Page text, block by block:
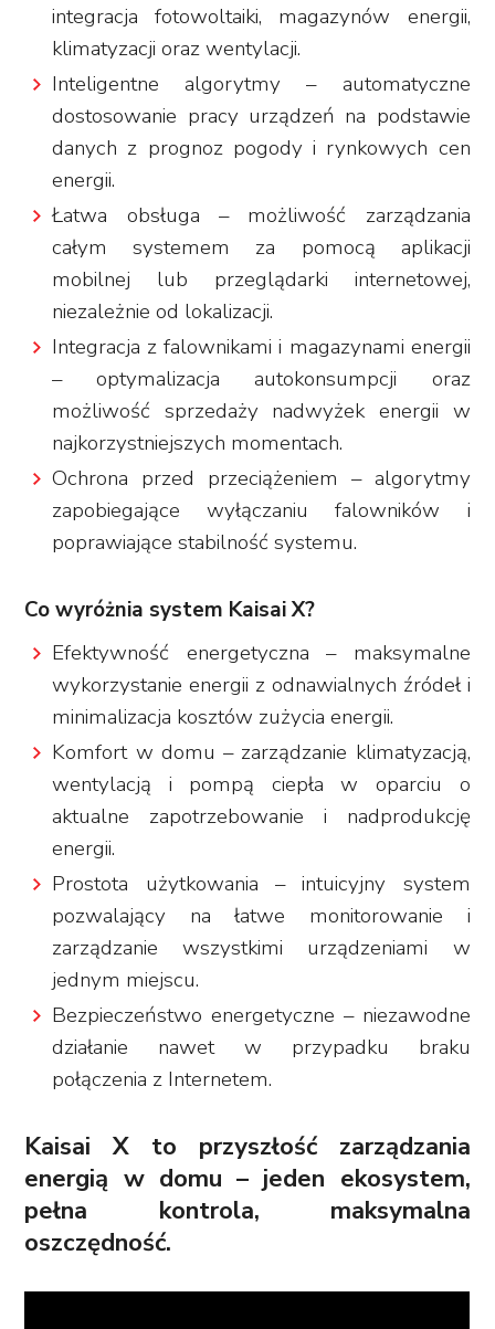
integracja fotowoltaiki, magazynów energii,
klimatyzacji oraz wentylacji.
Inteligentne algorytmy – automatyczne
dostosowanie pracy urządzeń na podstawie
danych z prognoz pogody i rynkowych cen
energii.
Łatwa obsługa – możliwość zarządzania
całym systemem za pomocą aplikacji
mobilnej lub przeglądarki internetowej,
niezależnie od lokalizacji.
Integracja z falownikami i magazynami energii
– optymalizacja autokonsumpcji oraz
możliwość sprzedaży nadwyżek energii w
najkorzystniejszych momentach.
Ochrona przed przeciążeniem – algorytmy
zapobiegające wyłączaniu falowników i
poprawiające stabilność systemu.
Co wyróżnia system Kaisai X?
Efektywność energetyczna – maksymalne
wykorzystanie energii z odnawialnych źródeł i
minimalizacja kosztów zużycia energii.
Komfort w domu – zarządzanie klimatyzacją,
wentylacją i pompą ciepła w oparciu o
aktualne zapotrzebowanie i nadprodukcję
energii.
Prostota użytkowania – intuicyjny system
pozwalający na łatwe monitorowanie i
zarządzanie wszystkimi urządzeniami w
jednym miejscu.
Bezpieczeństwo energetyczne – niezawodne
działanie nawet w przypadku braku
połączenia z Internetem.
Kaisai X to przyszłość zarządzania
energią w domu – jeden ekosystem,
pełna kontrola, maksymalna
oszczędność.